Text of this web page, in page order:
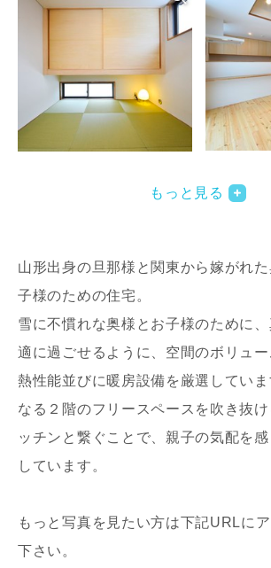
写真を拡大
もっと見る
山形出身の旦那様と関東から嫁がれ
子様のための住宅。
雪に不慣れな奥様とお子様のために
適に過ごせるように、空間のボリュ
熱性能並びに暖房設備を厳選してい
なる２階のフリースペースを吹き抜
ッチンと繋ぐことで、親子の気配を
しています。
もっと写真を見たい方は下記URLに
下さい。